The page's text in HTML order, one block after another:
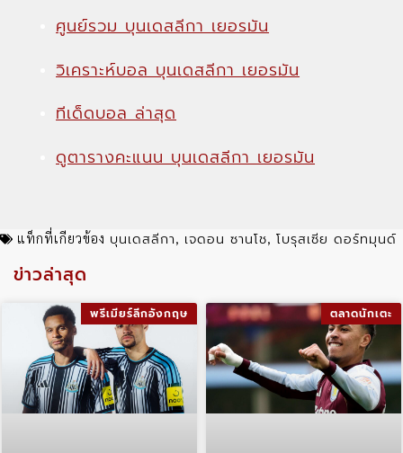
ศูนย์รวม บุนเดสลีกา เยอรมัน
วิเคราะห์บอล บุนเดสลีกา เยอรมัน
ทีเด็ดบอล ล่าสุด
ดูตารางคะแนน บุนเดสลีกา เยอรมัน
แท็กที่เกียวข้อง บุนเดสลีกา, เจดอน ซานโช, โบรุสเซีย ดอร์ทมุนด์
ข่าวล่าสุด
พรีเมียร์ลีกอังกฤษ ตลาดนักเตะ